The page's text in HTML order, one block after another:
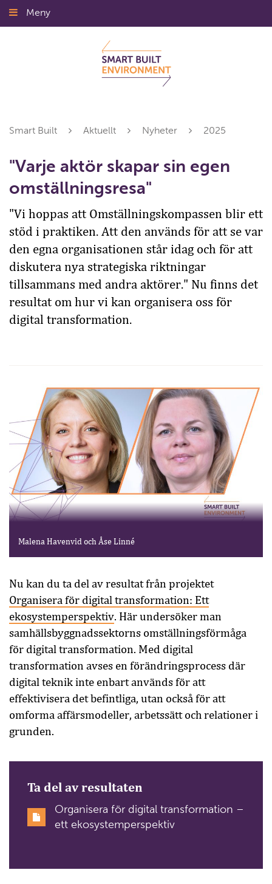
Gå
till
Meny
Smart Built Aktuellt Nyheter 2025
"Varje aktör skapar sin egen
omställningsresa"
"Vi hoppas att Omställningskompassen blir ett
stöd i praktiken. Att den används för att se var
den egna organisationen står idag och för att
diskutera nya strategiska riktningar
tillsammans med andra aktörer." Nu finns det
resultat om hur vi kan organisera oss för
digital transformation.
Malena Havenvid och Åse Linné
Nu kan du ta del av resultat från projektet
Organisera för digital transformation: Ett
ekosystemperspektiv. Här undersöker man
samhällsbyggnadssektorns omställningsförmåga
för digital transformation. Med digital
transformation avses en förändringsprocess där
digital teknik inte enbart används för att
effektivisera det befintliga, utan också för att
omforma affärsmodeller, arbetssätt och relationer i
grunden.
Ta del av resultaten
Organisera för digital transformation –
ett ekosystemperspektiv